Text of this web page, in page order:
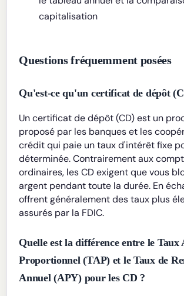
capitalisation
Questions fréquemment posées
Qu'est-ce qu'un certificat de dépôt
Un certificat de dépôt (CD) est un
proposé par les banques et les
crédit qui paie un taux d'intérêt fixe
déterminée. Contrairement aux
ordinaires, les CD exigent que vous
argent pendant toute la durée. En
offrent généralement des taux plus
assurés par la FDIC.
Quelle est la différence entre le Taux
Proportionnel (TAP) et le Taux de
Annuel (APY) pour les CD ?